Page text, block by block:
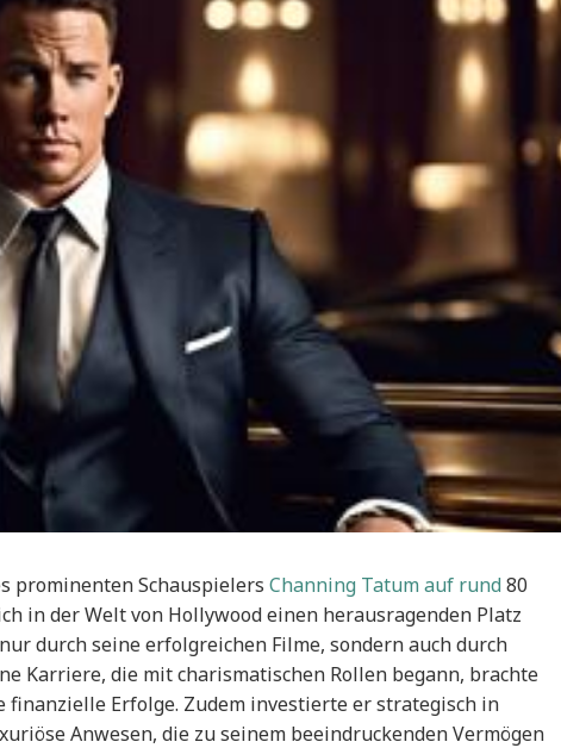
prominenten Schauspielers Channing Tatum auf rund80
in der Welt von Hollywood einen herausragenden Platz
durch seine erfolgreichen Filme, sondern auch durch
Karriere, die mit charismatischen Rollen begann, brachte
finanzielle Erfolge. Zudem investierte er strategisch in
Anwesen, die zu seinem beeindruckenden Vermögen